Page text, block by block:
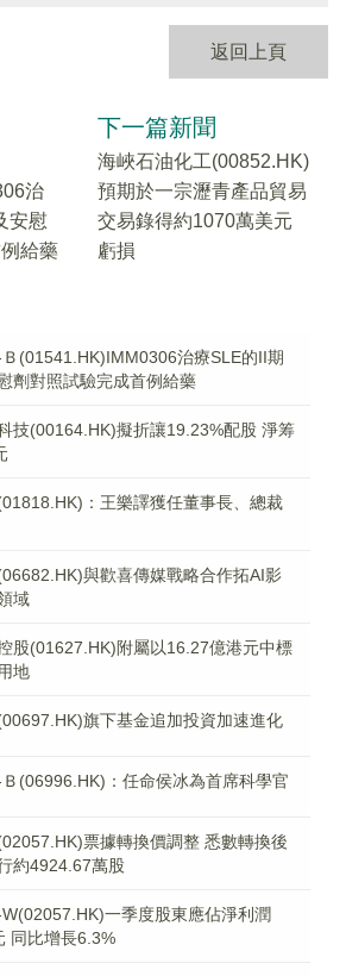
返回上頁
治
安慰
給藥
下一篇新聞
海峽石油化工(00852.HK)
預期於一宗瀝青產品貿易
交易錄得約1070萬美元
虧損
(01541.HK)IMM0306治療SLE的II期
劑對照試驗完成首例給藥
技(00164.HK)擬折讓19.23%配股 淨筹
：王樂譯獲任董事長、總裁
與歡喜傳媒戰略合作拓AI影
域
股(01627.HK)附屬以16.27億港元中標
地
旗下基金追加投資加速進化
(06996.HK)：任命侯冰為首席科學官
票據轉換價調整 悉數轉換後
約4924.67萬股
一季度股東應佔淨利潤
同比增長6.3%